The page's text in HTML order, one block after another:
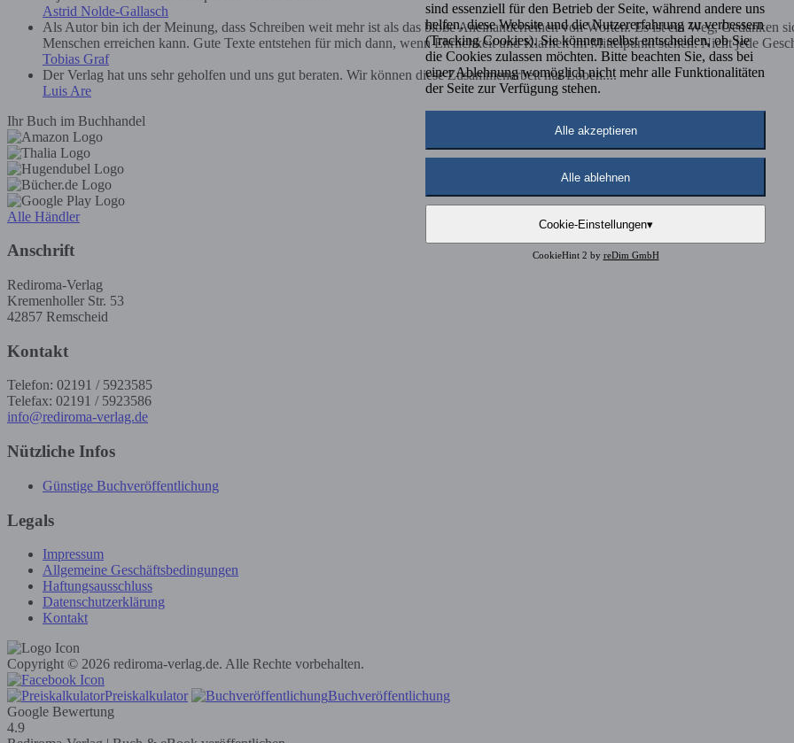
Astrid Nolde-Gallasch
Als Autor bin ich der Meinung, dass Schreiben weit mehr ist als das bloße Aneinanderreihen von Worten. Es ist ein Weg, Gedanken
Menschen erreichen kann. Gute Texte entstehen für mich dann, wenn Ehrlichkeit und Klarheit im Mittelpunkt stehen. Nicht jede
Tobias Graf
Der Verlag hat uns sehr geholfen und uns gut beraten. Wir können diese Zusammenarbeit nur Loben....
Luis Are
Ihr Buch im Buchhandel
Alle Händler
Anschrift
Rediroma-Verlag
Kremenholler Str. 53
42857 Remscheid
Kontakt
Telefon: 02191 / 5923585
Telefax: 02191 / 5923586
info@rediroma-verlag.de
Nützliche Infos
Günstige Buchveröffentlichung
Legals
Impressum
Allgemeine Geschäftsbedingungen
Haftungsausschluss
Datenschutzerklärung
Kontakt
Copyright © 2026 rediroma-verlag.de. Alle Rechte vorbehalten.
Preiskalkulator
Buchveröffentlichung
Google Bewertung
4.9
sind essenziell für den Betrieb der Seite, während andere uns
helfen, diese Website und die Nutzererfahrung zu verbessern
(Tracking Cookies). Sie können selbst entscheiden, ob Sie
die Cookies zulassen möchten. Bitte beachten Sie, dass bei
einer Ablehnung womöglich nicht mehr alle Funktionalitäten
der Seite zur Verfügung stehen.
Alle akzeptieren
Alle ablehnen
Cookie-Einstellungen▾
CookieHint 2 by reDim GmbH